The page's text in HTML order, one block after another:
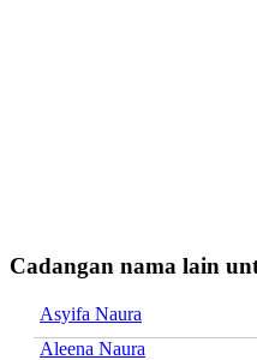
Cadangan nama lain
Asyifa Naura
Aleena Naura